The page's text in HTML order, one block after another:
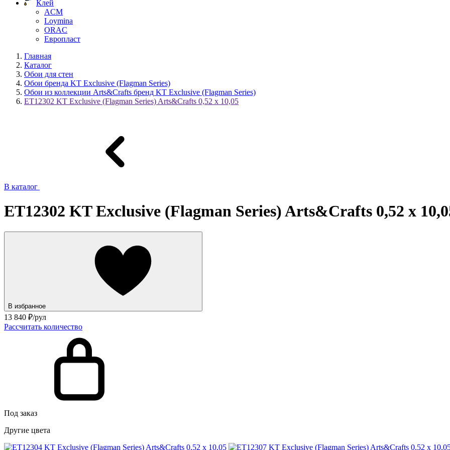
Клей
ACM
Loymina
ORAC
Европласт
Главная
Каталог
Обои для стен
Обои бренда KT Exclusive (Flagman Series)
Обои из коллекции Arts&Crafts бренд KT Exclusive (Flagman Series)
ET12302 KT Exclusive (Flagman Series) Arts&Crafts 0,52 х 10,05
В каталог
ET12302 KT Exclusive (Flagman Series) Arts&Crafts 0,52 х
В избранное
13 840 ₽/рул
Рассчитать количество
Под заказ
Другие цвета